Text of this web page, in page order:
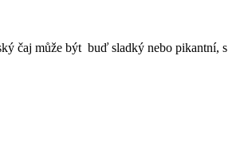
čaj může být buď sladký nebo pikantní, s